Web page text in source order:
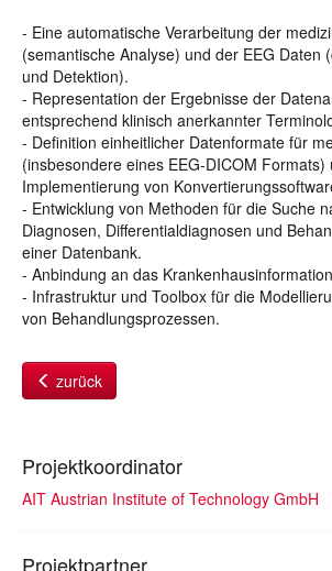
- Eine automatische Verarbeitung der
(semantische Analyse) und der EEG Daten
und Detektion).
- Representation der Ergebnisse der
entsprechend klinisch anerkannter
- Definition einheitlicher Datenformate für
(insbesondere eines EEG-DICOM Formats)
Implementierung von
- Entwicklung von Methoden für die Suche
Diagnosen, Differentialdiagnosen und
einer Datenbank.
- Anbindung an das
- Infrastruktur und Toolbox für die
von Behandlungsprozessen.
zurück
Projektkoordinator
AIT Austrian Institute of Technology GmbH
Projektpartner